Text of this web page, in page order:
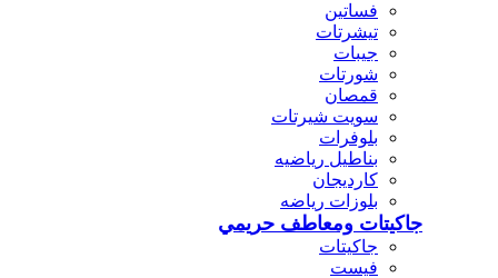
فساتين
تيشرتات
جيبات
شورتات
قمصان
سويت شيرتات
بلوفرات
بناطيل رياضيه
كارديجان
بلوزات رياضه
جاكيتات ومعاطف حريمي
جاكيتات
فيست